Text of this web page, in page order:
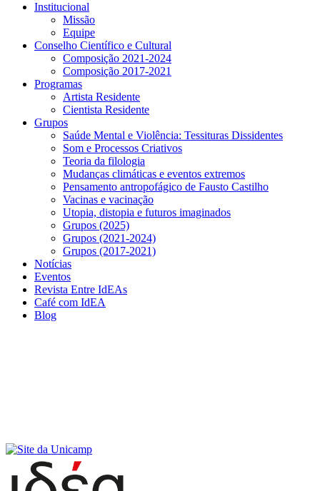
Institucional
Missão
Equipe
Conselho Científico e Cultural
Composição 2021-2024
Composição 2017-2021
Programas
Artista Residente
Cientista Residente
Grupos
Saúde Mental e Violência: Tessituras Dissidentes
Som e Processos Criativos
Teoria da filologia
Mudanças climáticas e eventos extremos
Pensamento antropofágico de Fausto Castilho
Vacinas e vacinação
Utopia, distopia e futuros imaginados
Grupos (2025)
Grupos (2021-2024)
Grupos (2017-2021)
Notícias
Eventos
Revista Entre IdEAs
Café com IdEA
Blog